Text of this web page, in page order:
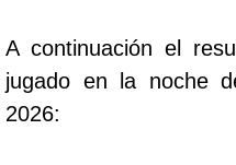
Pick 3 Noche
A continuación el
jugado en la noche
2026: